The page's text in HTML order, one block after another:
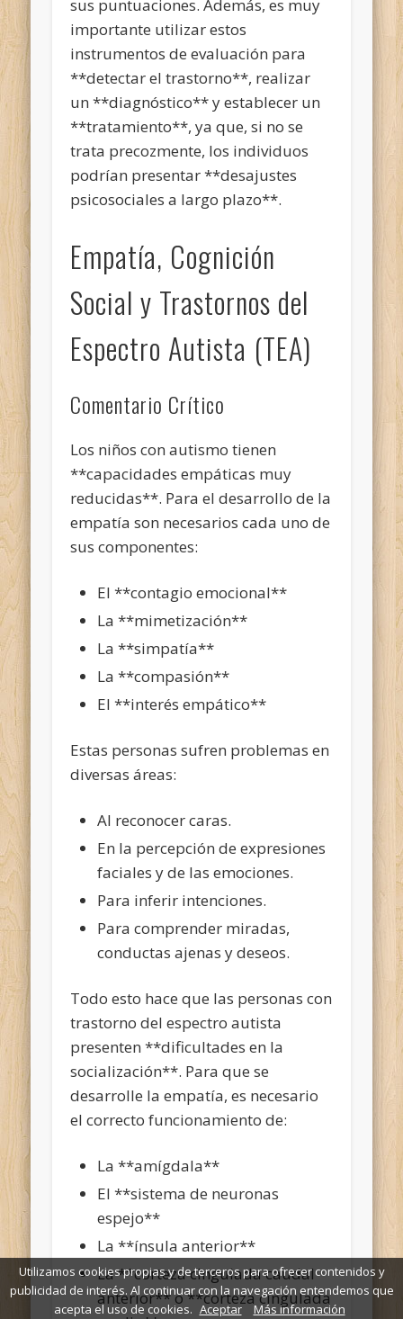
sus puntuaciones. Además, es muy
importante utilizar estos
instrumentos de evaluación para
**detectar el trastorno**, realizar
un **diagnóstico** y establecer un
**tratamiento**, ya que, si no se
trata precozmente, los individuos
podrían presentar **desajustes
psicosociales a largo plazo**.
Empatía, Cognición
Social y Trastornos del
Espectro Autista (TEA)
Comentario Crítico
Los niños con autismo tienen
**capacidades empáticas muy
reducidas**. Para el desarrollo de la
empatía son necesarios cada uno de
sus componentes:
El **contagio emocional**
La **mimetización**
La **simpatía**
La **compasión**
El **interés empático**
Estas personas sufren problemas en
diversas áreas:
Al reconocer caras.
En la percepción de expresiones
faciales y de las emociones.
Para inferir intenciones.
Para comprender miradas,
conductas ajenas y deseos.
Todo esto hace que las personas con
trastorno del espectro autista
presenten **dificultades en la
socialización**. Para que se
desarrolle la empatía, es necesario
el correcto funcionamiento de:
La **amígdala**
El **sistema de neuronas
espejo**
La **ínsula anterior**
La **corteza cingulada caudal
anterior** o **corteza cingulada
Utilizamos cookies propias y de terceros para ofrecer contenidos y
publicidad de interés. Al continuar con la navegación entendemos que
acepta el uso de cookies. Aceptar Más información